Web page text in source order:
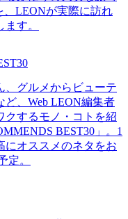
、LEONが実際に訪れ
す。
、グルメからビューテ
ど、Web LEON編集者
クするモノ・コトを紹
BEST30」。1
にオススメのネタをお
定。